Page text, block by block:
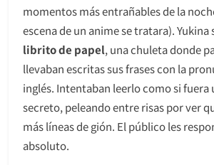
momentos más entrañables de la
escena de un anime se tratara). Yukina
librito de papel, una chuleta donde
llevaban escritas sus frases con la
inglés. Intentaban leerlo como si fuera
secreto, peleando entre risas por ver
más líneas de gión. El público les
absoluto.